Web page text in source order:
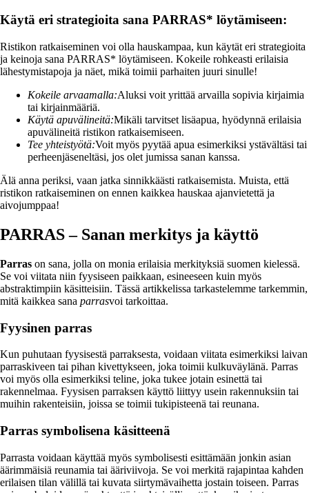
Käytä eri strategioita sana PARRAS* löytämiseen:
Ristikon ratkaiseminen voi olla hauskampaa, kun käytät eri strategioita
ja keinoja sana PARRAS* löytämiseen. Kokeile rohkeasti erilaisia
lähestymistapoja ja näet, mikä toimii parhaiten juuri sinulle!
Kokeile arvaamalla:Aluksi voit yrittää arvailla sopivia kirjaimia
tai kirjainmääriä.
Käytä apuvälineitä:Mikäli tarvitset lisäapua, hyödynnä erilaisia
apuvälineitä ristikon ratkaisemiseen.
Tee yhteistyötä:Voit myös pyytää apua esimerkiksi ystävältäsi tai
perheenjäseneltäsi, jos olet jumissa sanan kanssa.
Älä anna periksi, vaan jatka sinnikkäästi ratkaisemista. Muista, että
ristikon ratkaiseminen on ennen kaikkea hauskaa ajanvietettä ja
aivojumppaa!
PARRAS – Sanan merkitys ja käyttö
Parras on sana, jolla on monia erilaisia merkityksiä suomen kielessä.
Se voi viitata niin fyysiseen paikkaan, esineeseen kuin myös
abstraktimpiin käsitteisiin. Tässä artikkelissa tarkastelemme tarkemmin,
mitä kaikkea sana parrasvoi tarkoittaa.
Fyysinen parras
Kun puhutaan fyysisestä parraksesta, voidaan viitata esimerkiksi laivan
parraskiveen tai pihan kivettykseen, joka toimii kulkuväylänä. Parras
voi myös olla esimerkiksi teline, joka tukee jotain esinettä tai
rakennelmaa. Fyysisen parraksen käyttö liittyy usein rakennuksiin tai
muihin rakenteisiin, joissa se toimii tukipisteenä tai reunana.
Parras symbolisena käsitteenä
Parrasta voidaan käyttää myös symbolisesti esittämään jonkin asian
äärimmäisiä reunamia tai ääriviivoja. Se voi merkitä rajapintaa kahden
erilaisen tilan välillä tai kuvata siirtymävaihetta jostain toiseen. Parras